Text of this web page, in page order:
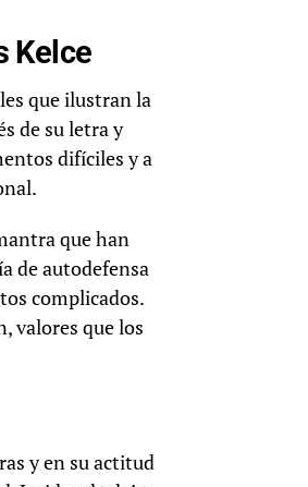
Kelce
que ilustran la
de su letra y
difíciles y a
que han
de autodefensa
complicados.
valores que los
y en su actitud